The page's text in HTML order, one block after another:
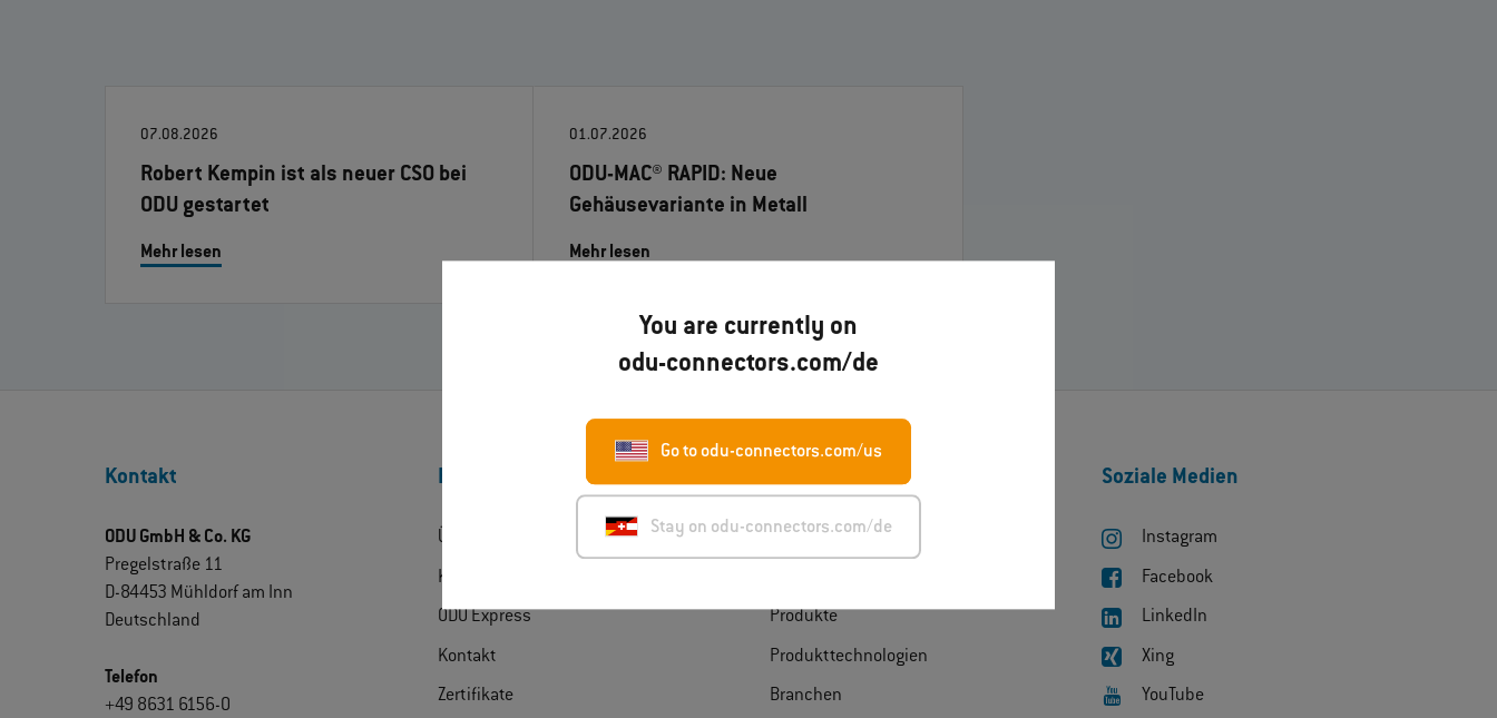
You are currently on
odu-connectors.com/de
Go to odu-connectors.com/us
Stay on odu-connectors.com/de
07.08.2026
Robert Kempin ist als neuer CSO bei
ODU gestartet
Mehr lesen
01.07.2026
ODU-MAC® RAPID: Neue
Gehäusevariante in Metall
Mehr lesen
Kontakt
ODU GmbH & Co. KG
Pregelstraße 11
D-84453 Mühldorf am Inn
Deutschland
Telefon
+49 8631 6156-0
Entdecken Sie ODU
Über ODU
Karriere
ODU Express
Kontakt
Zertifikate
Finden Sie Ihr Produkt
Product Finder
Produkte
Produkttechnologien
Branchen
Soziale Medien
Instagram
Facebook
LinkedIn
Xing
YouTube